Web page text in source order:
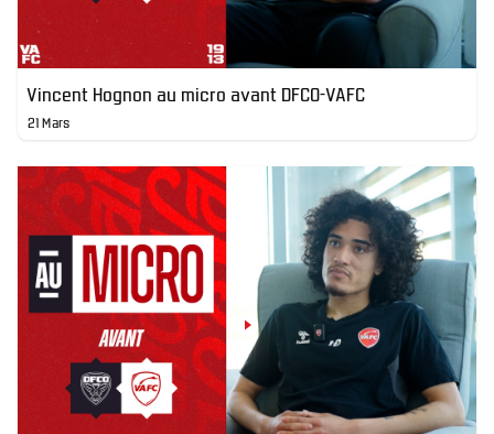
Vincent Hognon au micro avant DFCO-VAFC
21 Mars